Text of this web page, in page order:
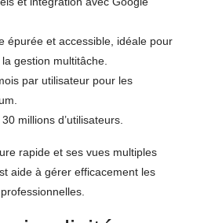
épurée et accessible, idéale pour
gestion multitâche.
par utilisateur pour les
millions d’utilisateurs.
rapide et ses vues multiples
aide à gérer efficacement les